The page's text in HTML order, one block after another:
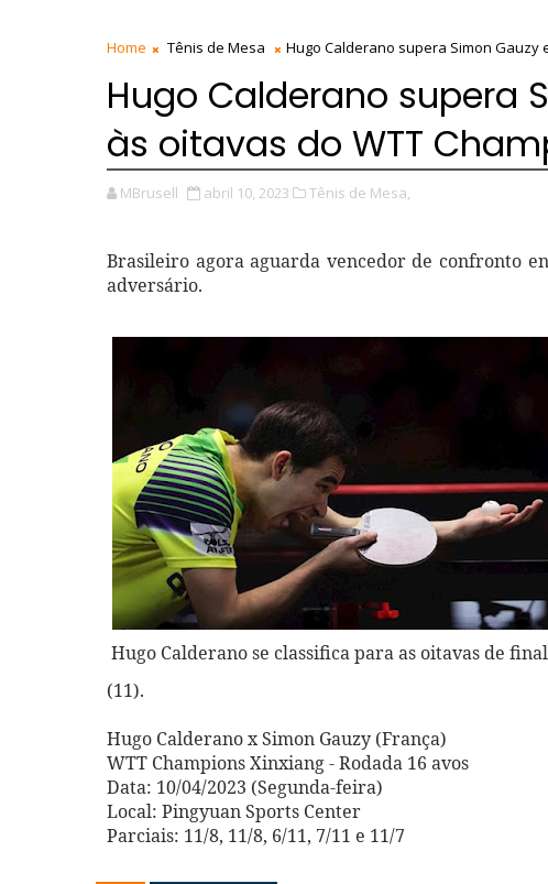
Home Tênis de Mesa Hugo Calderano supera Simon Gauzy
Hugo Calderano supera
às oitavas do WTT
MBrusell abril 10, 2023 Tênis de Mesa,
Brasileiro agora aguarda vencedor de confronto
adversário.
Hugo Calderano se classifica para as oitavas de
(11).
Hugo Calderano x Simon Gauzy (França)
WTT Champions Xinxiang - Rodada 16 avos
Data: 10/04/2023 (Segunda-feira)
Local: Pingyuan Sports Center
Parciais: 11/8, 11/8, 6/11, 7/11 e 11/7